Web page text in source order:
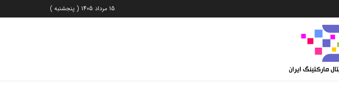
15 مرداد 1405 ( پنجشنبه )